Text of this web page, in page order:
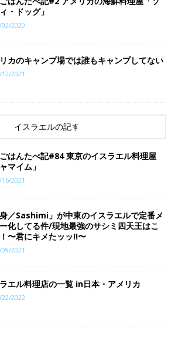
・ドッグ」
02/2020
カのキャンプ場では誰もキャンプしてない
2021
イスラエルの記事
はんたべ記#84 東京のイスラエル料理屋
マイム」
2021
身／Sashimi」が中東のイスラエルで定番メ
化してる件/現地最強のサシミ四天王はこ
〜君にキメたッッ!!〜
2021
エル料理店の一覧 in日本・アメリカ
22/2022